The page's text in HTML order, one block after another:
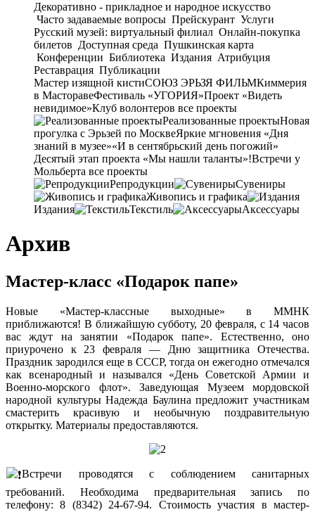
Декоративно - прикладное и народное искусство
Часто задаваемые вопросы Прейскурант Услуги
Русский музей: виртуальный филиал Онлайн-покупка
билетов Доступная среда Пушкинская карта
Конференции Библиотека Издания Атрибуция
Реставрация Публикации
Мастер изящной кистиСОЮЗ ЭРЬЗЯ ФИЛЬМКиммерия
в МасторавеФестиваль «УГОРИЯ»Проект «Видеть
невидимое»Клуб волонтеров все проекты
Реализованные проектыНовая
прогулка с Эрьзей по МосквеЯркие мгновения «Дня
знаний в музее»«И в сентябрьский день погожий»
Десятый этап проекта «Мы нашли таланты»!Встречи у
Мольберта все проекты
Репродукции
Сувениры
Живопись и графика
Издания
Текстиль Аксессуары
Архив
Мастер-класс «Подарок папе»
Новые «Мастер-классные выходные» в ММНК
приближаются! В ближайшую субботу, 20 февраля, с 14 часов
вас ждут на занятии «Подарок папе». Естественно, оно
приурочено к 23 февраля — Дню защитника Отечества.
Праздник зародился еще в СССР, тогда он ежегодно отмечался
как всенародный и назывался «День Советской Армии и
Военно-морского флот». Заведующая Музеем мордовской
народной культуры Надежда Баулина предложит участникам
смастерить красивую и необычную поздравительную
открытку. Материалы предоставляются.
Встречи проводятся с соблюдением санитарных
требований. Необходима предварительная запись по
телефону: 8 (8342) 24-67-94. Стоимость участия в мастер-